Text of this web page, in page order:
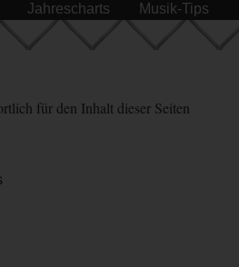
Jahrescharts Musik-Tips
für den Inhalt dieser Seiten